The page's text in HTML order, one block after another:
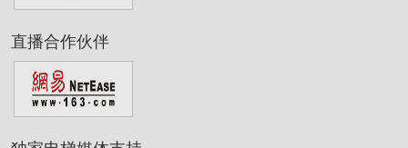
直播合作伙伴